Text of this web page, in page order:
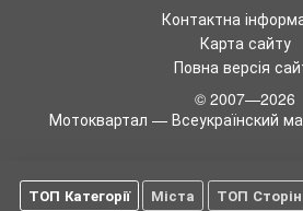
поїздки. Вибір правильних рукавичок
роль у забезпеченні безпеки рук під
мото рукавиці розміром L - це
спосіб підвищити комфорт та безпеку
нашому магазині ми пропонуємо
різних стилів, матеріалів та
мотозапчастин та аксесуарів.
розміром L у нас, ви можете бути
Контактна
Карта сайту
Повна версія
© 2007—2026
Мотоквартал — Всеукраїнский
ТОП Категорії Міста ТОП